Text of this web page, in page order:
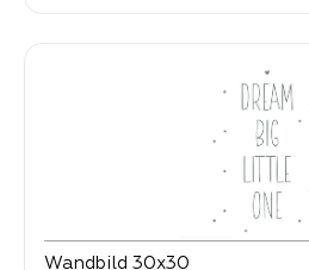
Wandbild 30x30